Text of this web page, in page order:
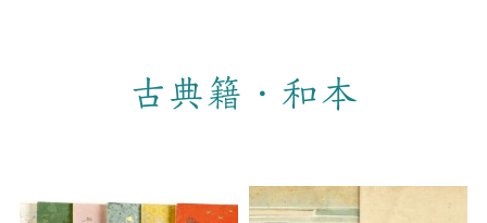
古典籍・和本